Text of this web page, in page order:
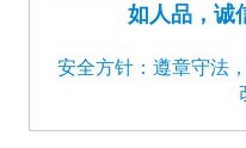
如人品，诚
安全方针：遵章守法